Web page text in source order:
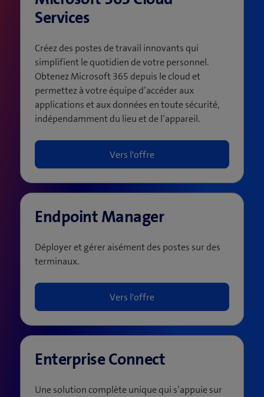
Services
Créez des postes de travail innovants qui
simplifient le quotidien de votre personnel.
Obtenez Microsoft 365 depuis le cloud et
permettez à votre équipe d’accéder aux
applications et aux données en toute sécurité,
indépendamment du lieu et de l’appareil.
Vers l'offre
Endpoint Manager
Déployer et gérer aisément des postes sur des
terminaux.
Vers l'offre
Enterprise Connect
Une solution complète unique qui s’appuie sur